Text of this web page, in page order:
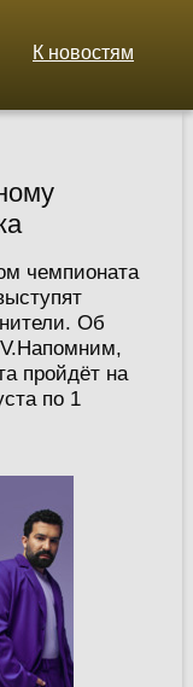
К новостям
чемпионата
Об
пройдёт на
по 1